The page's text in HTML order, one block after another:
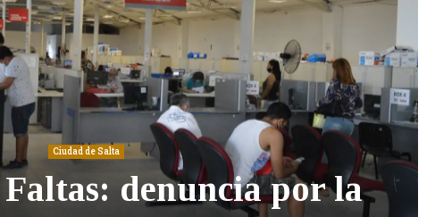
Ciudad de Salta
denuncia por la